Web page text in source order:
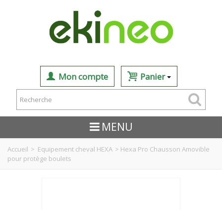
Mon compte Panier
MENU
Accueil > Equipement cheval HEXA > Hexa Pro Chausson Amovible
pour protège boulets